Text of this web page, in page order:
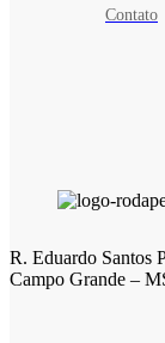
Contato
R. Eduardo Santos
Campo Grande –